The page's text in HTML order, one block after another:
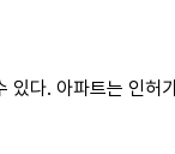
있다. 아파트는 인허